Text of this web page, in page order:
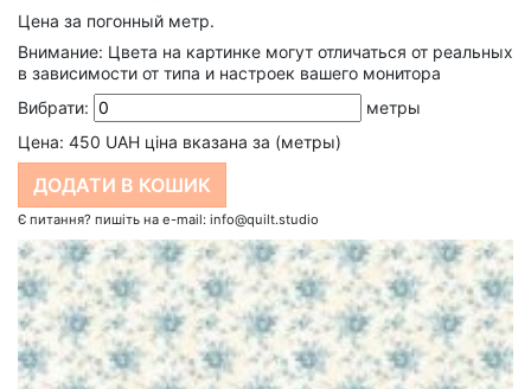
Цена за погонный метр.
Внимание: Цвета на картинке могут отличаться от реальных
в зависимости от типа и настроек вашего монитора
Вибрати:
метры
Цена: 450 UAH ціна вказана за (метры)
Є питання? пишіть на e-mail: info@quilt.studio